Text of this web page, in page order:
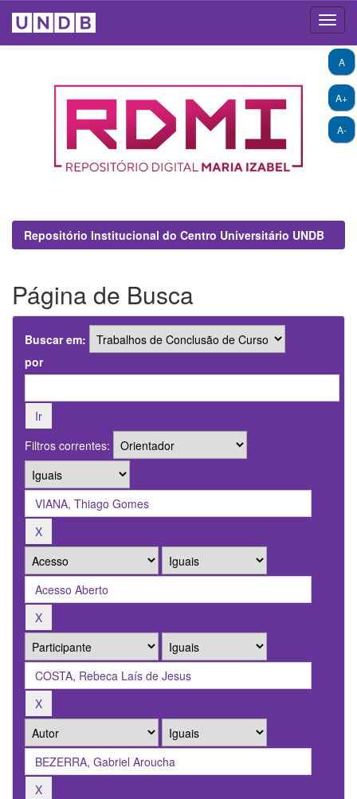
A+
A-
A
Repositório Institucional do Centro Universitário UNDB
Página de Busca
Buscar em:
por
Filtros correntes: